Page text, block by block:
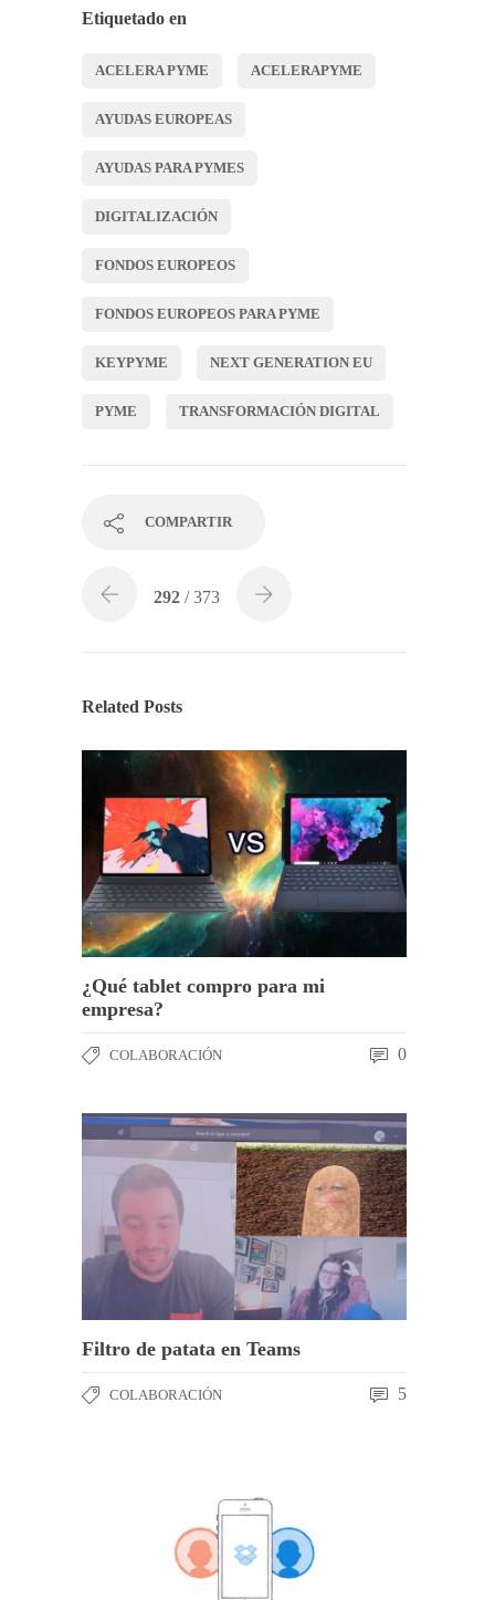
Etiquetado en
ACELERA PYME ACELERAPYME
AYUDAS EUROPEAS
AYUDAS PARA PYMES
DIGITALIZACIÓN
FONDOS EUROPEOS
FONDOS EUROPEOS PARA PYME
KEYPYME NEXT GENERATION EU
PYME TRANSFORMACIÓN DIGITAL
COMPARTIR
292 / 373
Related Posts
¿Qué tablet compro para mi
empresa?
COLABORACIÓN 0
Filtro de patata en Teams
COLABORACIÓN 5